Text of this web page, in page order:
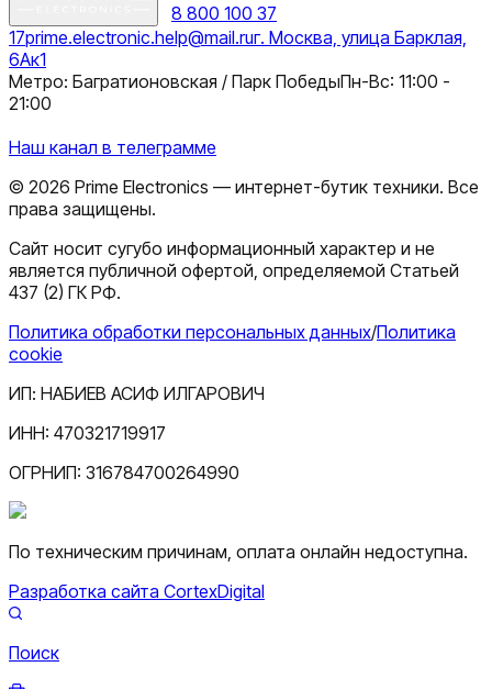
8 800 100 37
17prime.electronic.help@mail.ruг. Москва, улица Барклая,
6Ак1
Метро: Багратионовская / Парк ПобедыПн-Вс: 11:00 -
21:00
Наш канал в телеграмме
© 2026 Prime Electronics — интернет-бутик техники. Все
права защищены.
Сайт носит сугубо информационный характер и не
является публичной офертой, определяемой Статьей
437 (2) ГК РФ.
Политика обработки персональных данных/Политика
cookie
ИП: НАБИЕВ АСИФ ИЛГАРОВИЧ
ИНН: 470321719917
ОГРНИП: 316784700264990
По техническим причинам, оплата онлайн недоступна.
Разработка сайта CortexDigital
Поиск